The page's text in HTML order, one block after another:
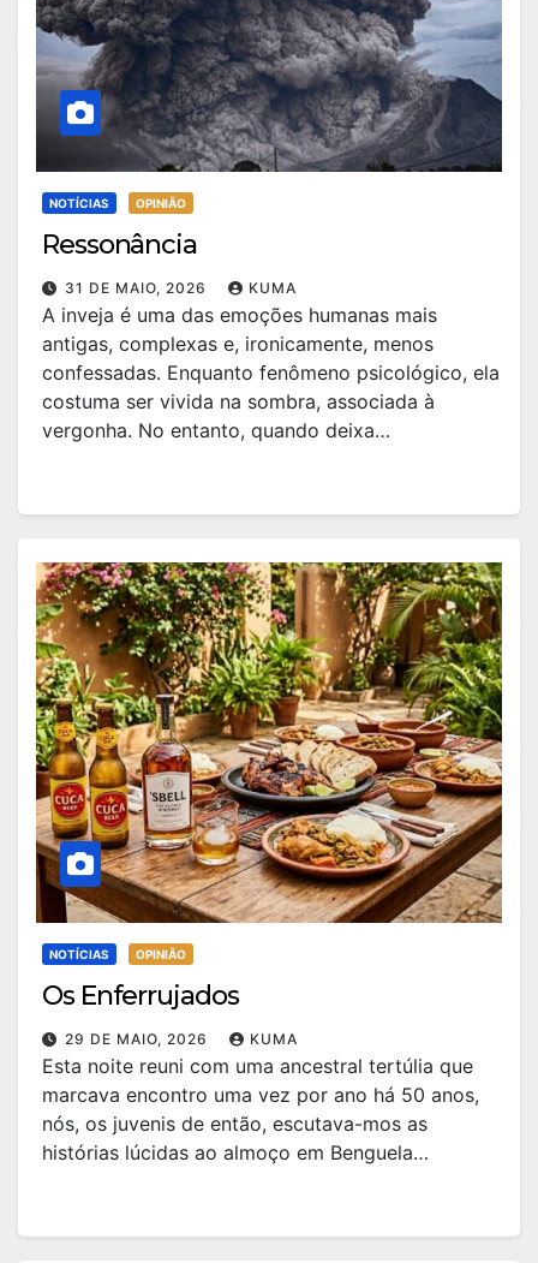
NOTÍCIAS OPINIÃO
Ressonância
31 DE MAIO, 2026 KUMA
A inveja é uma das emoções humanas mais
antigas, complexas e, ironicamente, menos
confessadas. Enquanto fenômeno psicológico, ela
costuma ser vivida na sombra, associada à
vergonha. No entanto, quando deixa…
NOTÍCIAS OPINIÃO
Os Enferrujados
29 DE MAIO, 2026 KUMA
Esta noite reuni com uma ancestral tertúlia que
marcava encontro uma vez por ano há 50 anos,
nós, os juvenis de então, escutava-mos as
histórias lúcidas ao almoço em Benguela…